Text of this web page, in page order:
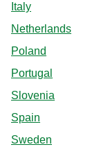
Italy
Netherlands
Poland
Portugal
Slovenia
Spain
Sweden